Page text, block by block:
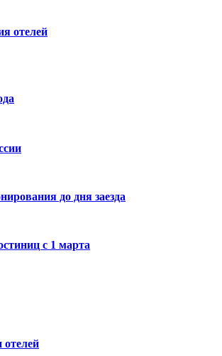
отелей
до дня заезда
с 1 марта